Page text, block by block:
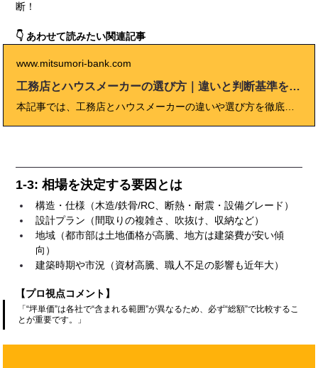
断！
👇 あわせて読みたい関連記事
www.mitsumori-bank.com
工務店とハウスメーカーの選び方｜違いと判断基準を徹底比較
1-3: 相場を決定する要因とは
構造・仕様（木造/鉄骨/RC、断熱・耐震・設備グレード）
設計プラン（間取りの複雑さ、吹抜け、収納など）
地域（都市部は土地価格が高騰、地方は建築費が安い傾
向）
建築時期や市況（資材高騰、職人不足の影響も近年大）
【プロ視点コメント】
「“坪単価”は各社で“含まれる範囲”が異なるため、必ず“総額”で比較するこ
とが重要です。」